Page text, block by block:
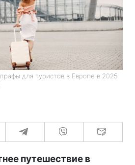
для туристов в Европе в 2025
путешествие в